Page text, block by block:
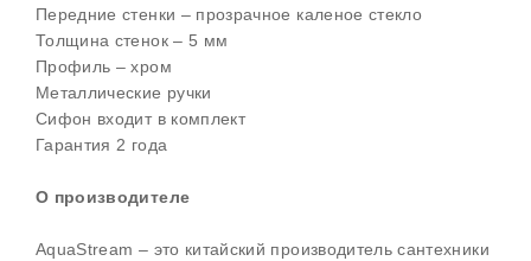
Передние стенки – прозрачное каленое стекло
Толщина стенок – 5 мм
Профиль – хром
Металлические ручки
Сифон входит в комплект
Гарантия 2 года
О производителе
AquaStream – это китайский производитель сантехники